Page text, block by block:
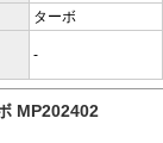
ターボ
-
MP202402